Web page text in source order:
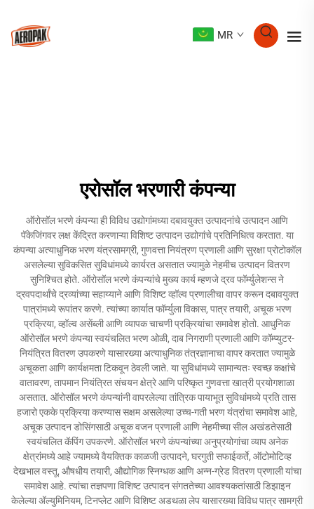
MR
एरोसॉल भरणारी कंपन्या
ऑरोसॉल भरणे कंपन्या ही विविध उद्योगांमध्या दबावयुक्त उत्पादनांचे उत्पादन आणि
पॅकेजिंगवर लक्ष केंद्रित करणाऱ्या विशिष्ट उत्पादन उद्योगांचे प्रतिनिधित्व करतात. या
कंपन्या अत्याधुनिक भरण यंत्रसामग्री, गुणवत्ता नियंत्रण प्रणाली आणि सुरक्षा प्रोटोकॉल
असलेल्या सुविकसित सुविधांमध्ये कार्यरत असतात ज्यामुळे नेहमीच उत्पादन वितरण
सुनिश्चित होते. ऑरोसॉल भरणे कंपन्यांचे मुख्य कार्य म्हणजे द्रव फॉर्म्युलेशन्स ने
द्रवपदार्थांचे द्रव्यांच्या सहाय्याने आणि विशिष्ट व्हॉल्व प्रणालीचा वापर करून दबावयुक्त
पात्रांमध्ये रूपांतर करणे. त्यांच्या कार्यात फॉर्म्युला विकास, पात्र तयारी, अचूक भरण
प्रक्रिया, व्हॉल्व असेंब्ली आणि व्यापक चाचणी प्रक्रियांचा समावेश होतो. आधुनिक
ऑरोसॉल भरणे कंपन्या स्वयंचलित भरण ओळी, दाब निगराणी प्रणाली आणि कॉम्प्युटर-
नियंत्रित वितरण उपकरणे यासारख्या अत्याधुनिक तंत्रज्ञानाचा वापर करतात ज्यामुळे
अचूकता आणि कार्यक्षमता टिकवून ठेवली जाते. या सुविधांमध्ये सामान्यतः स्वच्छ कक्षांचे
वातावरण, तापमान नियंत्रित संचयन क्षेत्रे आणि परिष्कृत गुणवत्ता खात्री प्रयोगशाळा
असतात. ऑरोसॉल भरणे कंपन्यांनी वापरलेल्या तांत्रिक पायाभूत सुविधांमध्ये प्रति तास
हजारो एकके प्रक्रिया करण्यास सक्षम असलेल्या उच्च-गती भरण यंत्रांचा समावेश आहे,
अचूक उत्पादन डोसिंगसाठी अचूक वजन प्रणाली आणि नेहमीच्या सील अखंडतेसाठी
स्वयंचलित कॅपिंग उपकरणे. ऑरोसॉल भरणे कंपन्यांच्या अनुप्रयोगांचा व्याप अनेक
क्षेत्रांमध्ये आहे ज्यामध्ये वैयक्तिक काळजी उत्पादने, घरगुती सफाईकर्ते, ऑटोमोटिव्ह
देखभाल वस्तू, औषधीय तयारी, औद्योगिक स्निग्धक आणि अन्न-ग्रेड वितरण प्रणाली यांचा
समावेश आहे. त्यांचा तज्ञपणा विशिष्ट उत्पादन संगततेच्या आवश्यकतांसाठी डिझाइन
केलेल्या अ‍ॅल्युमिनियम, टिनप्लेट आणि विशिष्ट अडथळा लेप यासारख्या विविध पात्र सामग्री